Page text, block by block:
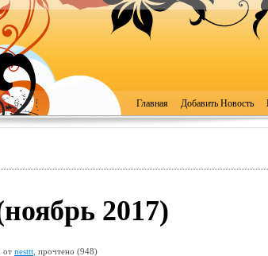
Главная Добавить Новость
2017)
от nesttt , прочтено (948)